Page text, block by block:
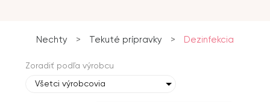
Nechty > Tekuté prípravky > Dezinfekcia
Zoradiť podľa výrobcu
Všetci výrobcovia